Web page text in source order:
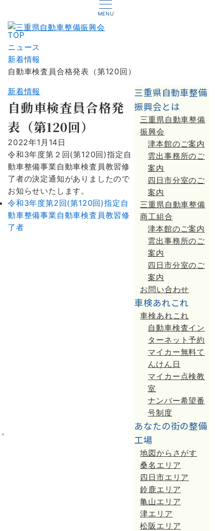
MENU
TOP
ニュース
新着情報
自動車検査員合格発表（第120回）
新着情報
自動車検査員合格発
表（第120回）
2022年1月14日
令和3年度第２回(第120回)指定自
動車整備事業自動車検査員教習修
了者の決定通知がありましたので
お知らせいたします。
令和3年度第2回(第120回)指定自
動車整備事業自動車検査員教習修
了者
三重県自動車整備
振興会とは
三重県自動車整備
振興会
津本館のご案内
雲出事務所のご
案内
四日市分室のご
案内
三重県自動車整備
商工組合
津本館のご案内
雲出事務所のご
案内
四日市分室のご
案内
お問い合わせ
車検あれこれ
車検あれこれ
自動車検査イン
ターネット予約
マイカー無料て
んけん日
マイカー点検教
室
ナンバー希望番
号制度
あなたの街の整備
工場
地図からさがす
桑名エリア
四日市エリア
鈴鹿エリア
亀山エリア
津エリア
松阪エリア